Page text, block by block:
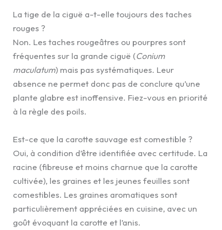
La tige de la ciguë a-t-elle toujours des taches
rouges ?
Non. Les taches rougeâtres ou pourpres sont
fréquentes sur la grande ciguë (Conium
maculatum) mais pas systématiques. Leur
absence ne permet donc pas de conclure qu’une
plante glabre est inoffensive. Fiez-vous en priorité
à la règle des poils.
Est-ce que la carotte sauvage est comestible ?
Oui, à condition d’être identifiée avec certitude. La
racine (fibreuse et moins charnue que la carotte
cultivée), les graines et les jeunes feuilles sont
comestibles. Les graines aromatiques sont
particulièrement appréciées en cuisine, avec un
goût évoquant la carotte et l’anis.